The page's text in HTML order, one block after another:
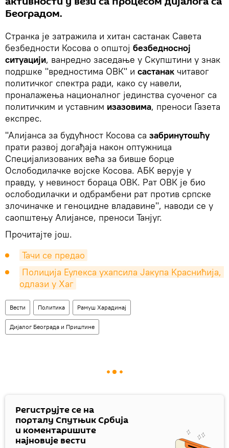
Београдом.
Странка је затражила и хитан састанак Савета
безбедности Косова о општој безбедносној
ситуацији, ванредно заседање у Скупштини у знак
подршке "вредностима ОВК" и састанак читавог
политичког спектра ради, како су навели,
проналажења националног јединства суоченог са
политичким и уставним изазовима, преноси Газета
експрес.
"Алијанса за будућност Косова са забринутошћу
прати развој догађаја након оптужница
Специјализованих већа за бивше борце
Ослободилачке војске Косова. АБК верује у
правду, у невиност бораца ОВК. Рат ОВК је био
ослободилачки и одбрамбени рат против српске
злочиначке и геноцидне владавине", наводи се у
саопштењу Алијансе, преноси Танјуг.
Прочитајте још.
Тачи се предао
Полиција Еулекса ухапсила Јакупа Kраснићија,
одлази у Хаг
Вести Политика Рамуш Харадинај
Дијалог Београда и Приштине
Региструјте се на
порталу Спутњик Србија
и коментаришите
најновије вести